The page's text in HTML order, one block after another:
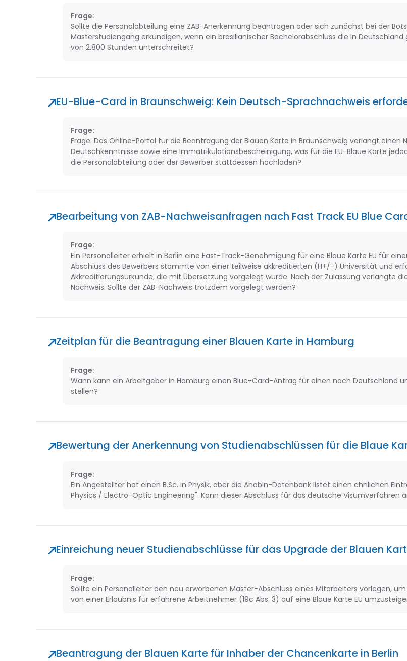
Frage:
Sollte die Personalabteilung eine ZAB-Anerkennung beantragen oder sich zunächst bei der
Masterstudiengang erkundigen, wenn ein brasilianischer Bachelorabschluss die in
von 2.800 Stunden unterschreitet?
EU-Blue-Card in Braunschweig: Kein Deutsch-Sprachnachweis
Frage:
Frage: Das Online-Portal für die Beantragung der Blauen Karte in Braunschweig verlangt einen
Deutschkenntnisse sowie eine Immatrikulationsbescheinigung, was für die EU-Blaue Karte
die Personalabteilung oder der Bewerber stattdessen hochladen?
Bearbeitung von ZAB-Nachweisanfragen nach Fast Track EU Blue
Frage:
Ein Personalleiter erhielt in Berlin eine Fast-Track-Genehmigung für eine Blaue Karte EU für
Abschluss des Bewerbers stammte von einer teilweise akkreditierten (H+/-) Universität und
Akkreditierungsurkunde, die mit Übersetzung vorgelegt wurde. Nach der Zulassung verlangte
Nachweis. Sollte der ZAB-Nachweis trotzdem vorgelegt werden?
Zeitplan für die Beantragung einer Blauen Karte in Hamburg
Frage:
Wann kann ein Arbeitgeber in Hamburg einen Blue-Card-Antrag für einen nach Deutschland
stellen?
Bewertung der Anerkennung von Studienabschlüssen für die Blaue
Frage:
Ein Angestellter hat einen B.Sc. in Physik, aber die Anabin-Datenbank listet einen ähnlichen
Physics / Electro-Optic Engineering". Kann dieser Abschluss für das deutsche Visumverfahren
Einreichung neuer Studienabschlüsse für das Upgrade der Blauen
Frage:
Sollte ein Personalleiter den neu erworbenen Master-Abschluss eines Mitarbeiters vorlegen,
von einer Erlaubnis für erfahrene Arbeitnehmer (19c Abs. 3) auf eine Blaue Karte EU
Beantragung der Blauen Karte für Inhaber der Chancenkarte in Berlin